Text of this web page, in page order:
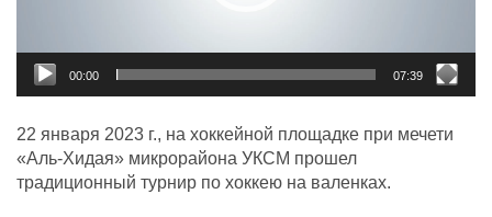
00:00 07:39
22 января 2023 г., на хоккейной площадке при мечети
«Аль-Хидая» микрорайона УКСМ прошел
традиционный турнир по хоккею на валенках.